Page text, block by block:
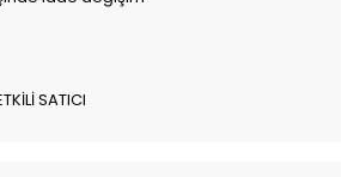
SATICI